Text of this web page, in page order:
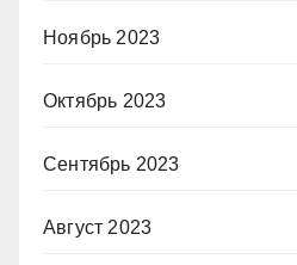
Ноябрь 2023
Октябрь 2023
Сентябрь 2023
Август 2023